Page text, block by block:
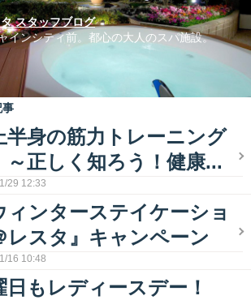
スタッフブログ
インシティ前。都心の大人のスパ施設。
事
半身の筋力トレーニング
正しく知ろう！健康...
29 12:33
ィンターステイケーショ
レスタ』キャンペーン
16 10:48
日もレディースデー！